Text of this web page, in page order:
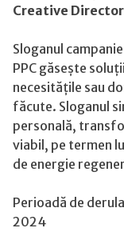
Creative Director
Sloganul
PPC găsește
necesitățile sau
făcute. Sloganul
personală,
viabil, pe termen
de energie
Perioadă de
2024